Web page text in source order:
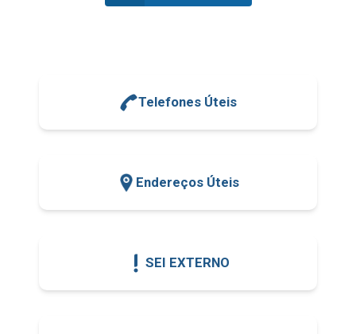
Telefones Úteis
Endereços Úteis
SEI EXTERNO